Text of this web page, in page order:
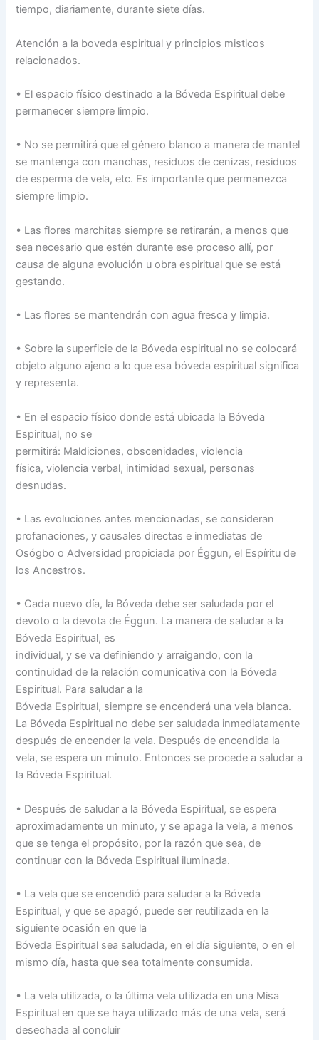
tiempo, diariamente, durante siete días.
Atención a la boveda espiritual y principios misticos
relacionados.
• El espacio físico destinado a la Bóveda Espiritual debe
permanecer siempre limpio.
• No se permitirá que el género blanco a manera de mantel
se mantenga con manchas, residuos de cenizas, residuos
de esperma de vela, etc. Es importante que permanezca
siempre limpio.
• Las flores marchitas siempre se retirarán, a menos que
sea necesario que estén durante ese proceso allí, por
causa de alguna evolución u obra espiritual que se está
gestando.
• Las flores se mantendrán con agua fresca y limpia.
• Sobre la superficie de la Bóveda espiritual no se colocará
objeto alguno ajeno a lo que esa bóveda espiritual significa
y representa.
• En el espacio físico donde está ubicada la Bóveda
Espiritual, no se
permitirá: Maldiciones, obscenidades, violencia
física, violencia verbal, intimidad sexual, personas
desnudas.
• Las evoluciones antes mencionadas, se consideran
profanaciones, y causales directas e inmediatas de
Osógbo o Adversidad propiciada por Éggun, el Espíritu de
los Ancestros.
• Cada nuevo día, la Bóveda debe ser saludada por el
devoto o la devota de Éggun. La manera de saludar a la
Bóveda Espiritual, es
individual, y se va definiendo y arraigando, con la
continuidad de la relación comunicativa con la Bóveda
Espiritual. Para saludar a la
Bóveda Espiritual, siempre se encenderá una vela blanca.
La Bóveda Espiritual no debe ser saludada inmediatamente
después de encender la vela. Después de encendida la
vela, se espera un minuto. Entonces se procede a saludar a
la Bóveda Espiritual.
• Después de saludar a la Bóveda Espiritual, se espera
aproximadamente un minuto, y se apaga la vela, a menos
que se tenga el propósito, por la razón que sea, de
continuar con la Bóveda Espiritual iluminada.
• La vela que se encendió para saludar a la Bóveda
Espiritual, y que se apagó, puede ser reutilizada en la
siguiente ocasión en que la
Bóveda Espiritual sea saludada, en el día siguiente, o en el
mismo día, hasta que sea totalmente consumida.
• La vela utilizada, o la última vela utilizada en una Misa
Espiritual en que se haya utilizado más de una vela, será
desechada al concluir